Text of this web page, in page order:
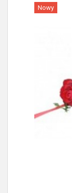
Nowy